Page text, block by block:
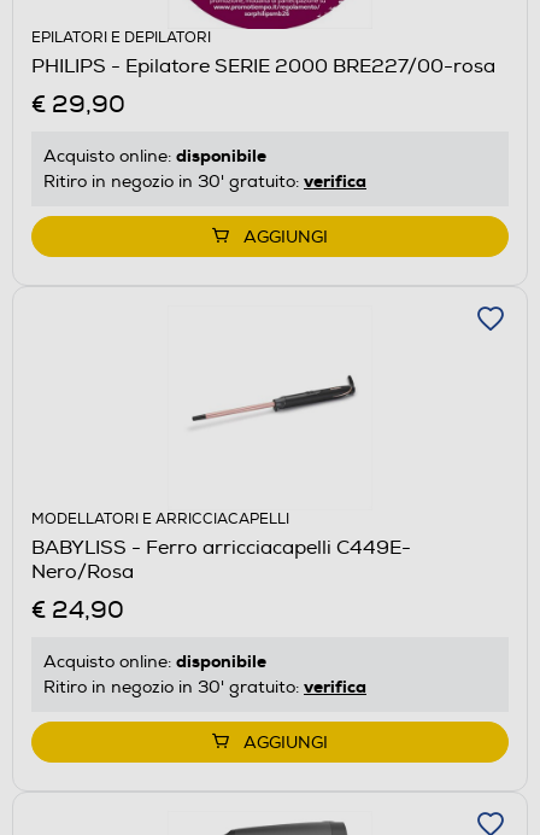
EPILATORI E DEPILATORI
PHILIPS - Epilatore SERIE 2000 BRE227/00-rosa
€ 29,90
Acquisto online: disponibile
Ritiro in negozio in 30' gratuito: verifica
AGGIUNGI
MODELLATORI E ARRICCIACAPELLI
BABYLISS - Ferro arricciacapelli C449E-
Nero/Rosa
€ 24,90
Acquisto online: disponibile
Ritiro in negozio in 30' gratuito: verifica
AGGIUNGI